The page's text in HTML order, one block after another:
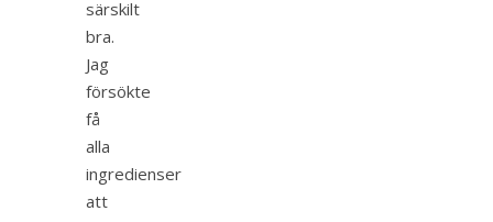
särskilt
bra.
Jag
försökte
få
alla
ingredienser
att